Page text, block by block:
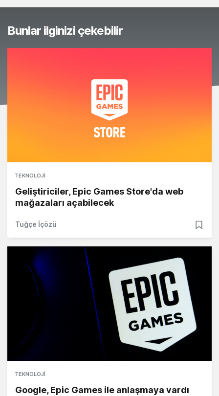
Bunlar ilginizi çekebilir
TEKNOLOJI
Geliştiriciler, Epic Games Store'da web
mağazaları açabilecek
Tuğçe İçözü
TEKNOLOJI
Google, Epic Games ile anlaşmaya vardı